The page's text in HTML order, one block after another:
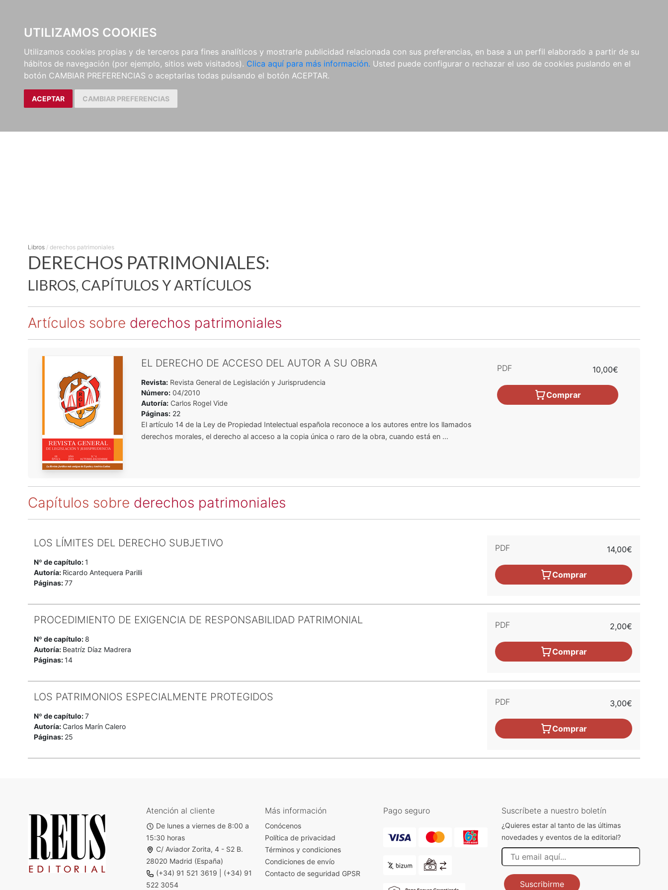
UTILIZAMOS COOKIES
Utilizamos cookies propias y de terceros para fines analíticos y mostrarle publicidad relacionada con sus preferencias, en base a un perfil elaborado a partir de su
hábitos de navegación (por ejemplo, sitios web visitados). Clica aquí para más información. Usted puede configurar o rechazar el uso de cookies puslando en el
botón CAMBIAR PREFERENCIAS o aceptarlas todas pulsando el botón ACEPTAR.
ACEPTAR CAMBIAR PREFERENCIAS
EDITORIAL E-BOOKS
LibrosAutoresColecciones
Libros / derechos patrimoniales
DERECHOS PATRIMONIALES:
LIBROS, CAPÍTULOS Y ARTÍCULOS
Artículos sobre derechos patrimoniales
EL DERECHO DE ACCESO DEL AUTOR A SU OBRA
Revista: Revista General de Legislación y Jurisprudencia
Número: 04/2010
Autoría: Carlos Rogel Vide
Páginas: 22
El artículo 14 de la Ley de Propiedad Intelectual española reconoce a los autores entre los llamados
derechos morales, el derecho al acceso a la copia única o raro de la obra, cuando está en ...
PDF 10,00€
Comprar
Capítulos sobre derechos patrimoniales
LOS LÍMITES DEL DERECHO SUBJETIVO
Nº de capítulo:1
Autoría: Ricardo Antequera Parilli
Páginas:77
PDF 14,00€
Comprar
PROCEDIMIENTO DE EXIGENCIA DE RESPONSABILIDAD PATRIMONIAL
Nº de capítulo: 8
Autoría: Beatríz Díaz Madrera
Páginas:14
PDF 2,00€
Comprar
LOS PATRIMONIOS ESPECIALMENTE PROTEGIDOS
Nº de capítulo:7
Autoría:Carlos Marín Calero
Páginas: 25
PDF 3,00€
Comprar
Atención al cliente
De lunes a viernes de 8:00 a
15:30 horas
C/ Aviador Zorita, 4 - S2 B.
28020 Madrid (España)
(+34) 91 521 3619
(+34) 91
522 3054
Más información
Conócenos
Política de privacidad
Términos y condiciones
Condiciones de envío
Contacto de seguridad GPSR
Pago seguro Suscríbete a nuestro boletín
¿Quieres estar al tanto de las últimas
novedades y eventos de la editorial?
Suscribirme